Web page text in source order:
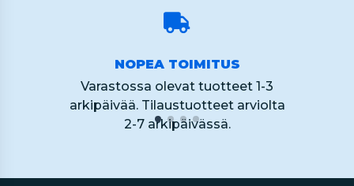
NOPEA TOIMITUS
Varastossa olevat tuotteet 1-3
arkipäivää. Tilaustuotteet arviolta
2-7 arkipäivässä.